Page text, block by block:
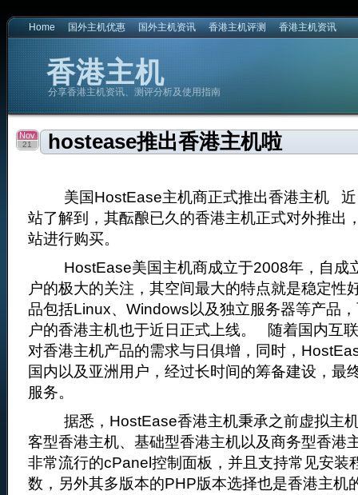
Home 国外主机优惠 国外主机资讯 香港主机评测 香港主机资讯
香港主机
分享香港主机资讯、测评分析及使用指南
hostease推出香港主机啦
Nov
21
美国HostEase主机商正式推出香港主机 近
站了解到，其酝酿已久的香港主机正式对外推出
站进行购买。
HostEase美国主机商成立于2008年，自成
户的极大的关注，其空间最大的特点就是稳定性
品包括Linux、Windows以及独立服务器等产品
户的香港主机也于近日正式上线。 随着国内互
对香港主机产品的需求与日俱增，同时，
国内以及亚洲用户，经过长时间的筹备建设，最
服务。
据悉，HostEase香港主机秉承之前虚拟主机
客型香港主机、基础型香港主机以及商务型香港
非常流行的cPanel控制面板，并且支持常见安装
数，另外其多版本的PHP版本选择也是香港主机